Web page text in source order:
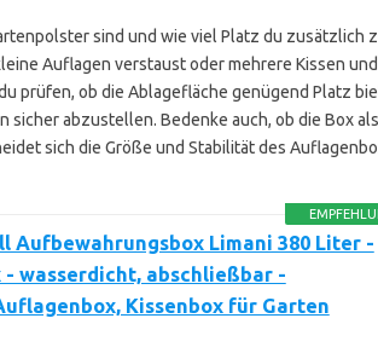
sind und wie viel Platz du zusätzlich
Auflagen verstaust oder mehrere Kissen und
prüfen, ob die Ablagefläche genügend Platz
abzustellen. Bedenke auch, ob die Box als
sich die Größe und Stabilität des
Aufbewahrungsbox Limani 380 Liter -
- wasserdicht, abschließbar -
Kissenbox für Garten